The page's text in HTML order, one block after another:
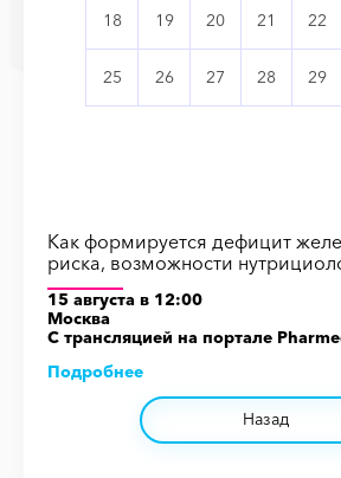
18 19 20 21 22
25 26 27 28 29
Как формируется дефицит
риска, возможности
15 августа в 12:00
Москва
С трансляцией на порталe
Подробнее
Назад